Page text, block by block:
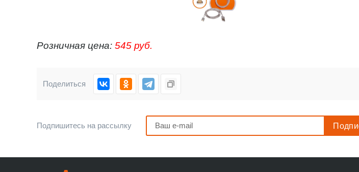
Розничная цена: 545 руб.
Поделиться
Подпишитесь на рассылку